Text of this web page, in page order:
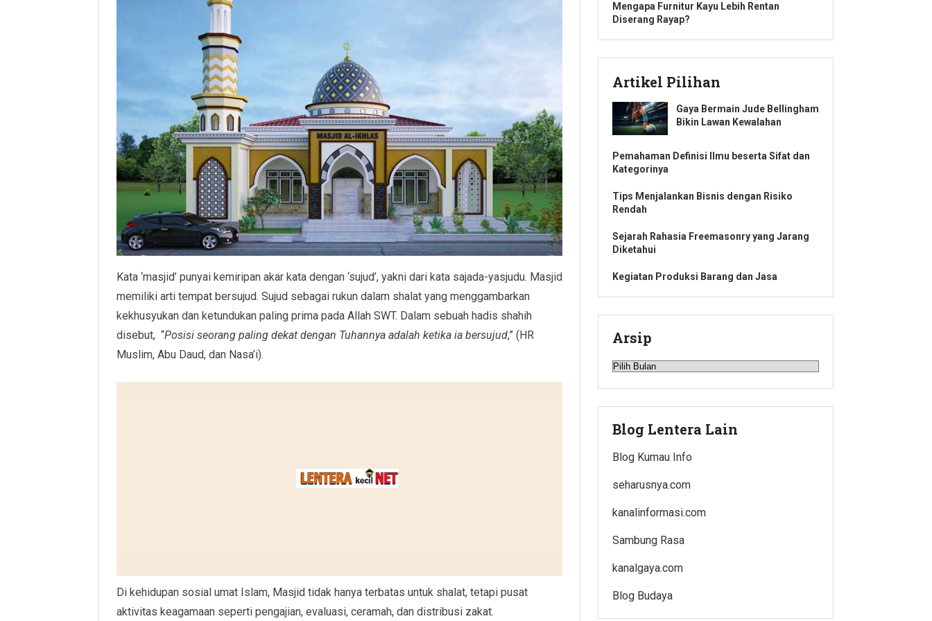
Kata ‘masjid’ punyai kemiripan akar kata dengan ‘sujud’, yakni dari kata sajada-yasjudu. Masjid
memiliki arti tempat bersujud. Sujud sebagai rukun dalam shalat yang menggambarkan
kekhusyukan dan ketundukan paling prima pada Allah SWT. Dalam sebuah hadis shahih
disebut, “Posisi seorang paling dekat dengan Tuhannya adalah ketika ia bersujud,” (HR
Muslim, Abu Daud, dan Nasa’i).
Di kehidupan sosial umat Islam, Masjid tidak hanya terbatas untuk shalat, tetapi pusat
aktivitas keagamaan seperti pengajian, evaluasi, ceramah, dan distribusi zakat.
Mengapa Furnitur Kayu Lebih Rentan
Diserang Rayap?
Artikel Pilihan
Gaya Bermain Jude Bellingham
Bikin Lawan Kewalahan
Pemahaman Definisi Ilmu beserta Sifat dan
Kategorinya
Tips Menjalankan Bisnis dengan Risiko
Rendah
Sejarah Rahasia Freemasonry yang Jarang
Diketahui
Kegiatan Produksi Barang dan Jasa
Arsip
Arsip
Blog Lentera Lain
Blog Kumau Info
seharusnya.com
kanalinformasi.com
Sambung Rasa
kanalgaya.com
Blog Budaya